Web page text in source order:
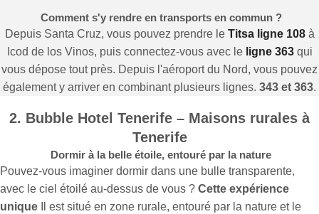
Comment s'y rendre en transports en commun ?
Depuis Santa Cruz, vous pouvez prendre le Titsa ligne 108à
Icod de los Vinos, puis connectez-vous avec le ligne 363qui
vous dépose tout près. Depuis l'aéroport du Nord, vous pouvez
également y arriver en combinant plusieurs lignes. 343 et 363.
2. Bubble Hotel Tenerife – Maisons rurales à
Tenerife
Dormir à la belle étoile, entouré par la nature
Pouvez-vous imaginer dormir dans une bulle transparente,
avec le ciel étoilé au-dessus de vous ? Cette expérience
unique Il est situé en zone rurale, entouré par la nature et le